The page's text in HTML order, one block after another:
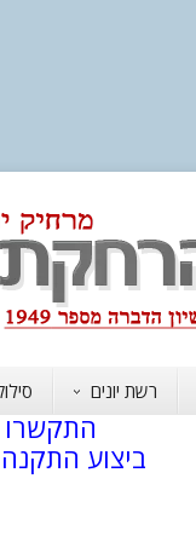
רשת יונים
התקשרו
ביצוע